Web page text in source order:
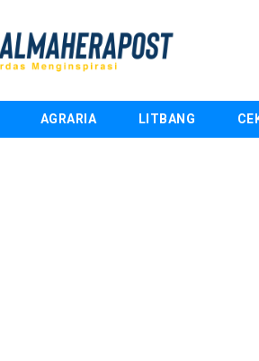
AGRARIA LITBANG